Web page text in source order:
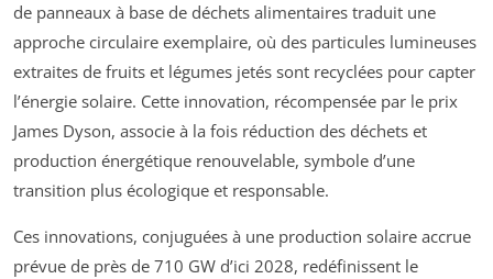
de panneaux à base de déchets alimentaires traduit une
approche circulaire exemplaire, où des particules lumineuses
extraites de fruits et légumes jetés sont recyclées pour capter
l’énergie solaire. Cette innovation, récompensée par le prix
James Dyson, associe à la fois réduction des déchets et
production énergétique renouvelable, symbole d’une
transition plus écologique et responsable.
Ces innovations, conjuguées à une production solaire accrue
prévue de près de 710 GW d’ici 2028, redéfinissent le